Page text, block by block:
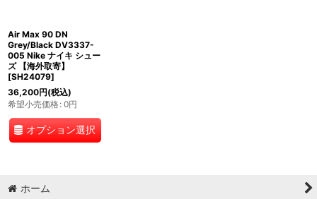
Air Max 90 DN
Grey/Black DV3337-
005 Nike ナイキ シュー
ズ 【海外取寄】
[SH24079]
36,200円(税込)
希望小売価格: 0円
オプション選択
ホーム